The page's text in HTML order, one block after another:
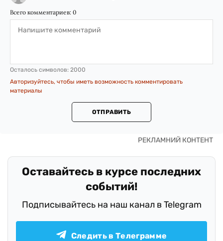
Всего комментариев: 0
Осталось символов: 2000
Авторизуйтесь, чтобы иметь возможность комментировать
материалы
ОТПРАВИТЬ
Оставайтесь в курсе последних
событий!
Подписывайтесь на наш канал в Telegram
Следить в Телеграмме